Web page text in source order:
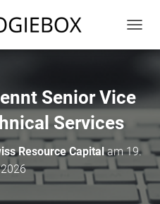
A
A
O
N
U
M
S
Senior Vice
Services
Resource Capitalam19.